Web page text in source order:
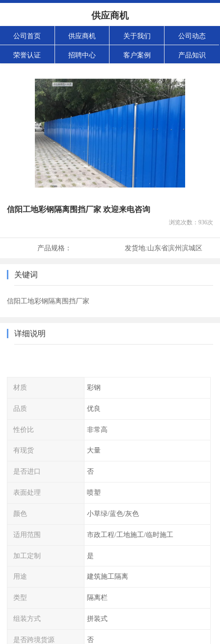
供应商机
公司首页 供应商机 关于我们 公司动态
荣誉认证 招聘中心 客户案例 产品知识
信阳工地彩钢隔离围挡厂家 欢迎来电咨询
浏览次数： 936次
产品规格： 发货地:山东省滨州滨城区
关键词
信阳工地彩钢隔离围挡厂家
详细说明
材质 彩钢
品质 优良
性价比 非常高
有现货 大量
是否进口 否
表面处理 喷塑
颜色 小草绿/蓝色/灰色
适用范围 市政工程/工地施工/临时施工
加工定制 是
用途 建筑施工隔离
类型 隔离栏
组装方式 拼装式
是否跨境货源 否